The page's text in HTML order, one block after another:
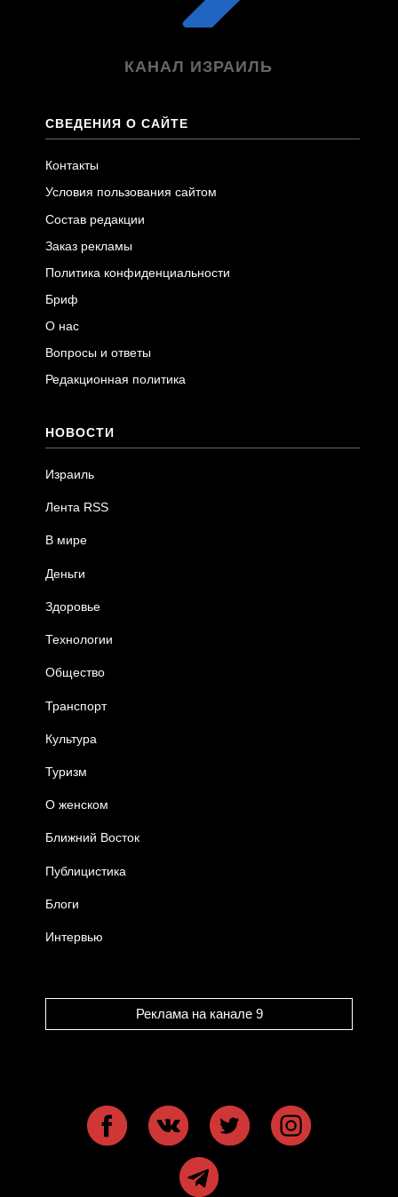
КАНАЛ ИЗРАИЛЬ
СВЕДЕНИЯ О САЙТЕ
Контакты
Условия пользования сайтом
Состав редакции
Заказ рекламы
Политика конфиденциальности
Бриф
О нас
Вопросы и ответы
Редакционная политика
НОВОСТИ
Израиль
Лента RSS
В мире
Деньги
Здоровье
Технологии
Общество
Транспорт
Культура
Туризм
О женском
Ближний Восток
Публицистика
Блоги
Интервью
Реклама на канале 9